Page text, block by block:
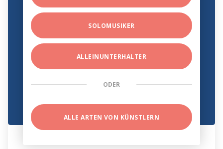
SOLOMUSIKER
ALLEINUNTERHALTER
ODER
ALLE ARTEN VON KÜNSTLERN